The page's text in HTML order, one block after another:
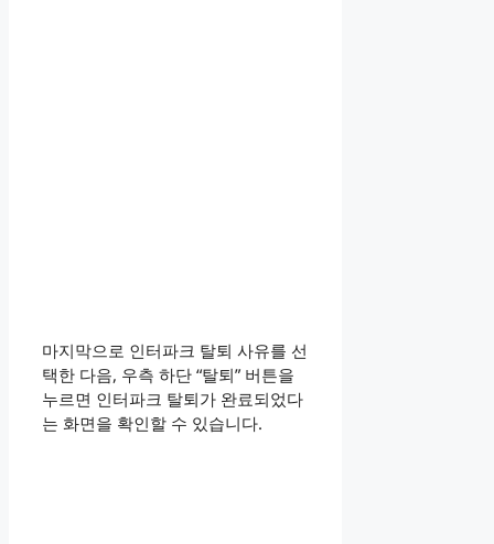
마지막으로 인터파크 탈퇴 사유를 선
택한 다음, 우측 하단 “탈퇴” 버튼을
누르면 인터파크 탈퇴가 완료되었다
는 화면을 확인할 수 있습니다.